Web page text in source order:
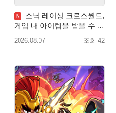
N
소닉 레이싱 크로스월드,
게임 내 아이템을 받을 수 있
는 ‘레전드 대회 라운드 7’ 개
2026.08.07 조회 42